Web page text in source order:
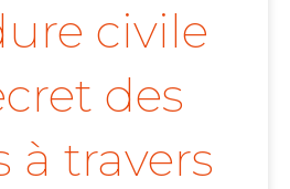
civile
des
à travers